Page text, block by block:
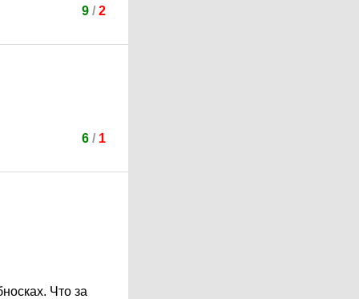
9/ 2
6/ 1
Что за